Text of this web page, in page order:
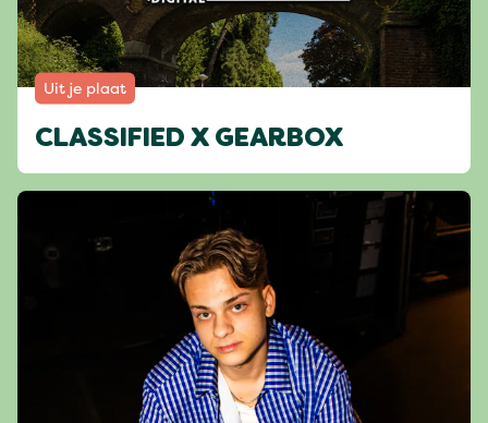
Uit je plaat
CLASSIFIED X GEARBOX